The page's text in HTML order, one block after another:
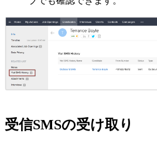
受信SMSの受け取り